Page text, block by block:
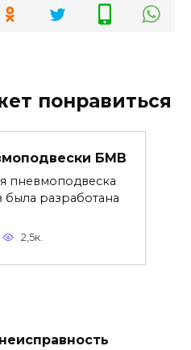
понравиться
БМВ
пневмоподвеска
разработана
2,5к.